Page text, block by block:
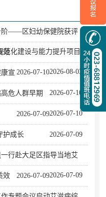
阶——区妇幼保健院获评
化建设与能力提升项目
2026-08-03
效
2026-07-10
宣
2026-07-10
危人群早期
2026-07-10
2026-07-09
护成长 2026-07-09
行赴大足区指导当地艾
2026-07-09
效 2026-07-09